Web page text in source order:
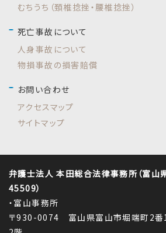
むちうち（頚椎捻挫・腰椎捻挫）
死亡事故について
人身事故について
物損事故の損害賠償
お問い合わせ
アクセスマップ
サイトマップ
弁護士法人 本田総合法律事務所（富山
45509）
・富山事務所
〒930-0074 富山県富山市堀端町2番